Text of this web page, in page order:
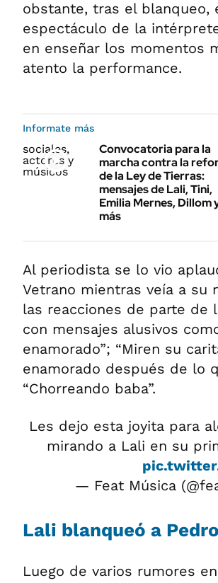
obstante, tras el
espectáculo de la
en enseñar los momentos
atento la performance.
Informate más
Convocatoria para la
marcha contra la
de la Ley de Tierras:
mensajes de Lali, Tini,
Emilia Mernes, Dillom
más
Al periodista se lo vio
Vetrano mientras veía a su
las reacciones de parte de
con mensajes alusivos
enamorado”; “Miren su
enamorado después de lo
“Chorreando baba”.
Les dejo esta joyita para
mirando a Lali en su
— Feat Música
Lali blanqueó a
Luego de varios rumores